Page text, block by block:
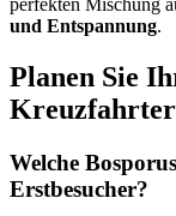
perfekten Mischung
und Entspannung.
Planen Sie
Welche
Erstbesucher?